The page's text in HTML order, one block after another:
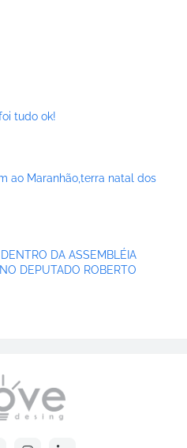
tudo ok!
ao Maranhão,terra natal dos
DA ASSEMBLÉIA
DEPUTADO ROBERTO